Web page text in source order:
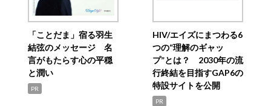
「ことだま」宿る羽生
結弦のメッセージ 名
言がもたらす心の平穏
と潤い
PR
HIV/エイズにまつわる6
つの“理解のギャッ
プ”とは？ 2030年の流
行終結を目指すGAP6の
特設サイトを公開
PR